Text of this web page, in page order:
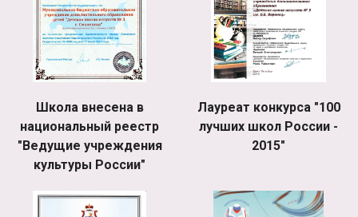
Школа внесена в
национальный реестр
"Ведущие учреждения
культуры России"
Лауреат конкурса "100
лучших школ России -
2015"